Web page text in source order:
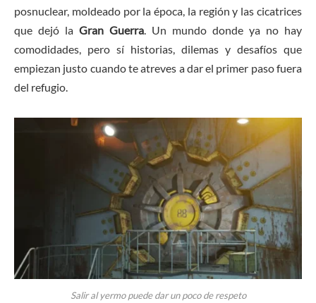
posnuclear, moldeado por la época, la región y las cicatrices
que dejó la Gran Guerra. Un mundo donde ya no hay
comodidades, pero sí historias, dilemas y desafíos que
empiezan justo cuando te atreves a dar el primer paso fuera
del refugio.
Salir al yermo puede dar un poco de respeto